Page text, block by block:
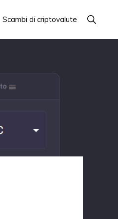
Scambi di criptovalute Mostra
la